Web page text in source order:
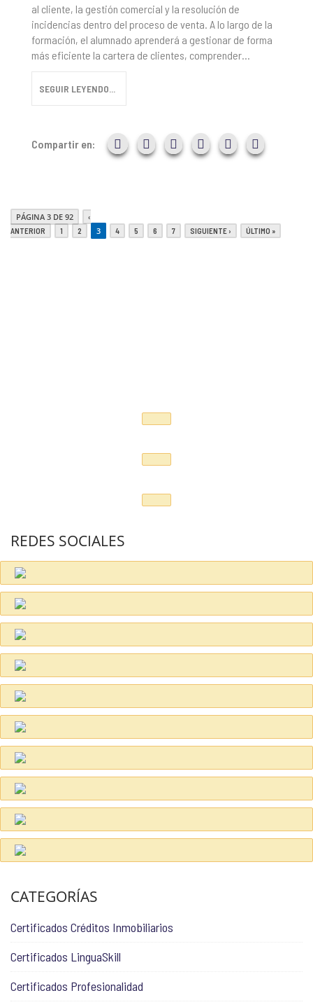
al cliente, la gestión comercial y la resolución de
incidencias dentro del proceso de venta. A lo largo de la
formación, el alumnado aprenderá a gestionar de forma
más eficiente la cartera de clientes, comprender...
SEGUIR LEYENDO...
Compartir en:
PÁGINA 3 DE 92
‹
ANTERIOR
1 2 3 4 5 6 7 SIGUIENTE › ÚLTIMO »
REDES SOCIALES
CATEGORÍAS
Certificados Créditos Inmobiliarios
Certificados LinguaSkill
Certificados Profesionalidad